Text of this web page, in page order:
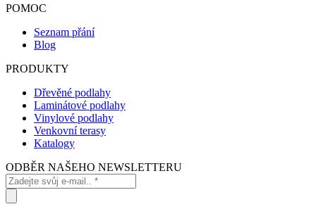
POMOC
Seznam přání
Blog
PRODUKTY
Dřevěné podlahy
Laminátové podlahy
Vinylové podlahy
Venkovní terasy
Katalogy
ODBĚR NAŠEHO NEWSLETTERU